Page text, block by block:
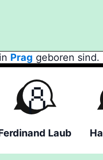
Prag geboren sind.
Laub